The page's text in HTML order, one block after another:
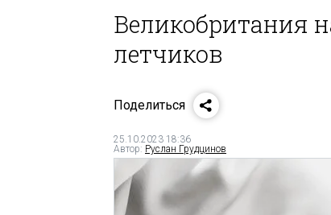
Великобритания
летчиков
Поделиться
25.10.2023 18:36
Автор: Руслан Грудцинов